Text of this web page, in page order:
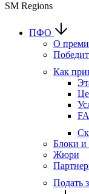
SM Regions
ПФО
О
Как
Блоки
Жюри
Подать